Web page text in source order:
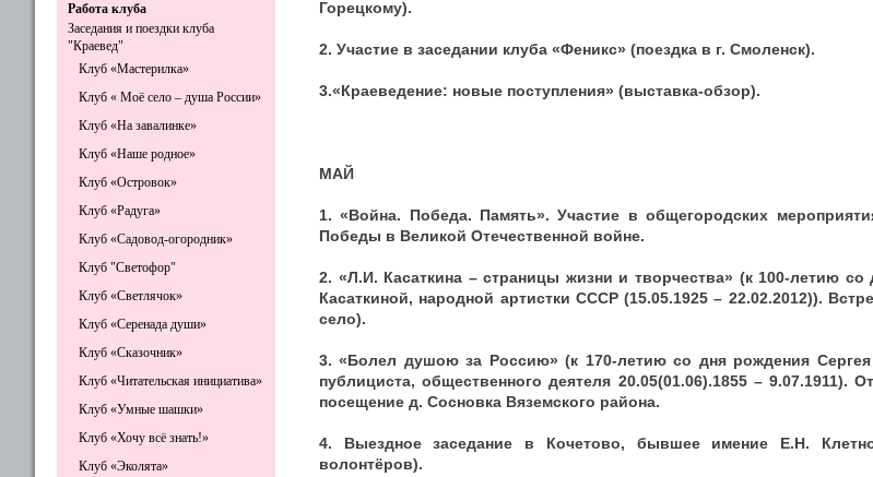
Горецкому).
2. Участие в заседании клуба «Феникс» (поездка в г. Смоленск).
3.«Краеведение: новые поступления» (выставка-обзор).
МАЙ
1. «Война. Победа. Память». Участие в общегородских
Победы в Великой Отечественной войне.
2. «Л.И. Касаткина – страницы жизни и творчества» (к 100-летию
Касаткиной, народной артистки СССР (15.05.1925 – 22.02.2012)).
село).
3. «Болел душою за Россию» (к 170-летию со дня рождения
публициста, общественного деятеля 20.05(01.06).1855 – 9.07.1911).
посещение д. Сосновка Вяземского района.
4. Выездное заседание в Кочетово, бывшее имение Е.Н.
волонтёров).
Работа клуба
Заседания и поездки клуба
"Краевед"
Клуб «Мастерилка»
Клуб « Моё село – душа России»
Клуб «На завалинке»
Клуб «Наше родное»
Клуб «Островок»
Клуб «Радуга»
Клуб «Садовод-огородник»
Клуб "Светофор"
Клуб «Светлячок»
Клуб «Серенада души»
Клуб «Сказочник»
Клуб «Читательская инициатива»
Клуб «Умные шашки»
Клуб «Хочу всё знать!»
Клуб «Эколята»